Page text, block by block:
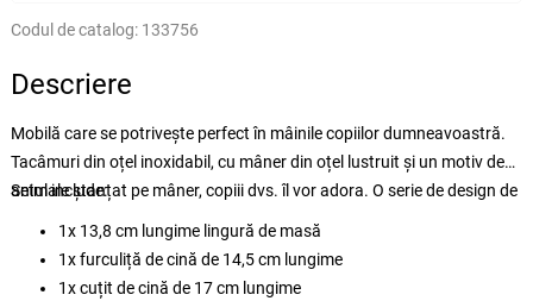
Codul de catalog: 133756
Descriere
Mobilă care se potrivește perfect în mâinile copiilor dumneavoastră.
Tacâmuri din oțel inoxidabil, cu mâner din oțel lustruit și un motiv de
animale ștanțat pe mâner, copiii dvs. îl vor adora. O serie de design de
Setul include:
1x 13,8 cm lungime lingură de masă
1x furculiță de cină de 14,5 cm lungime
1x cuțit de cină de 17 cm lungime